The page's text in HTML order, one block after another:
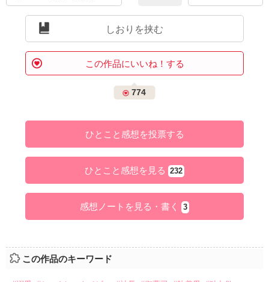
しおりを挟む
この作品にいいね！する
774
ひとこと感想を投票する
ひとこと感想を見る 232
感想ノートを見る・書く 3
この作品のキーワード